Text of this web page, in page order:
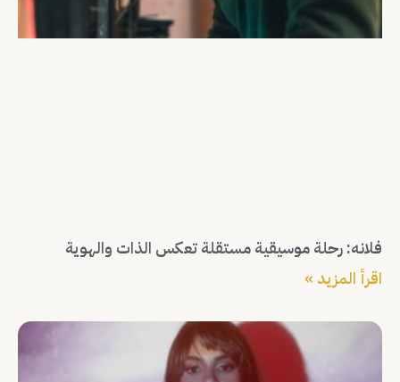
فلانه: رحلة موسيقية مستقلة تعكس الذات والهوية
اقرأ المزيد »